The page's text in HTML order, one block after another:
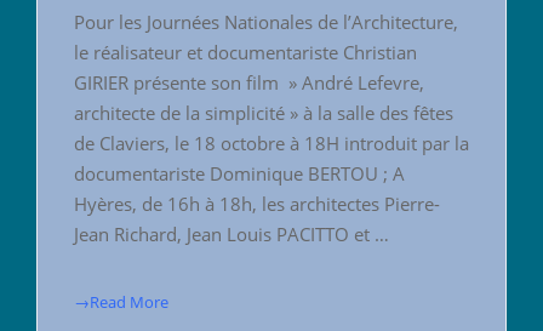
Pour les Journées Nationales de l’Architecture,
le réalisateur et documentariste Christian
GIRIER présente son film » André Lefevre,
architecte de la simplicité » à la salle des fêtes
de Claviers, le 18 octobre à 18H introduit par la
documentariste Dominique BERTOU ; A
Hyères, de 16h à 18h, les architectes Pierre-
Jean Richard, Jean Louis PACITTO et …
→Read More